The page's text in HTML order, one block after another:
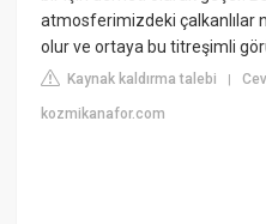
atmosferimizdeki çalkanlılar
olur ve ortaya bu titreşimli
Kaynak kaldırma talebi |
kozmikanafor.com